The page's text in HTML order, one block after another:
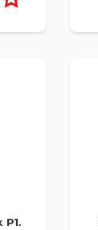
P1.